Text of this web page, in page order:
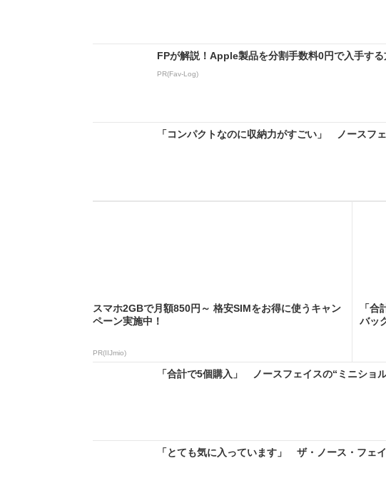
FPが解説！Apple製品を分割手数料0円で入手する
PR(Fav-Log)
「コンパクトなのに収納力がすごい」 ノースフ
スマホ2GBで月額850円～ 格安SIMをお得に使うキャン
ペーン実施中！
PR(IIJmio)
「
バッ
「合計で5個購入」 ノースフェイスの“ミニシ
「とても気に入っています」 ザ・ノース・フェ